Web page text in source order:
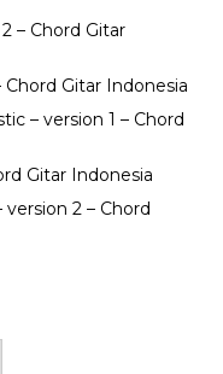
– Chord Gitar
Gitar Indonesia
– version 1 – Chord
Gitar Indonesia
2 – Chord